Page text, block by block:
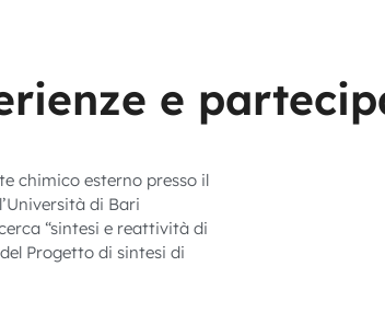
e
chimico esterno presso il
di Bari
“sintesi e reattività di
Progetto di sintesi di